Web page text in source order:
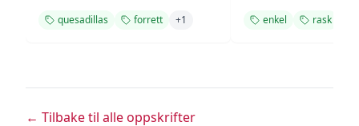
quesadillas forrett +1 enkel rask
← Tilbake til alle oppskrifter